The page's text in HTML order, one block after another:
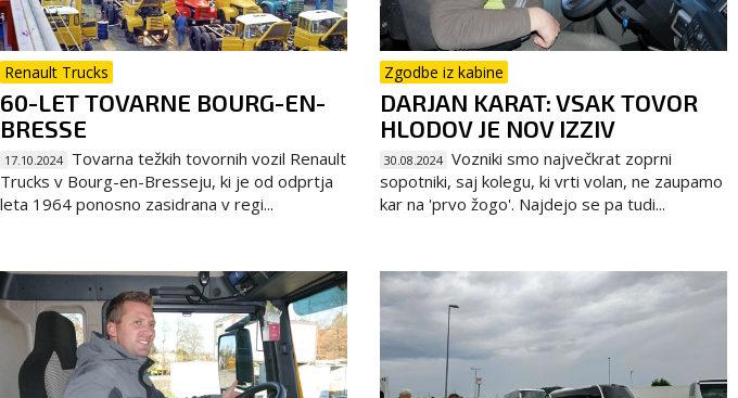
Renault Trucks
60-LET TOVARNE BOURG-EN-
BRESSE
17.10.2024 Tovarna težkih tovornih vozil Renault
Trucks v Bourg-en-Bresseju, ki je od odprtja
leta 1964 ponosno zasidrana v regi...
Zgodbe iz kabine
DARJAN KARAT: VSAK TOVOR
HLODOV JE NOV IZZIV
30.08.2024 Vozniki smo največkrat zoprni
sopotniki, saj kolegu, ki vrti volan, ne zaupamo
kar na 'prvo žogo'. Najdejo se pa tudi...